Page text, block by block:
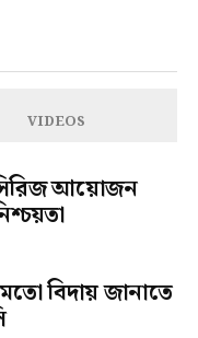
VIDEOS
আয়োজন
বিদায় জানাতে